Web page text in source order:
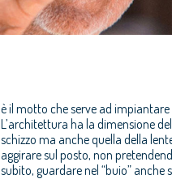
è il motto che serve ad
L’architettura ha la dimensione
schizzo ma anche quella della
aggirare sul posto, non
subito, guardare nel “buio” anche